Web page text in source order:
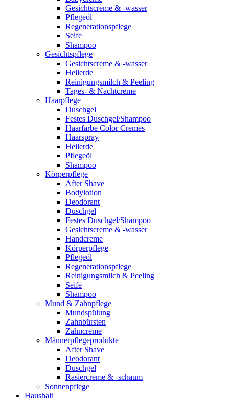
Gesichtscreme & -wasser
Pflegeöl
Regenerationspflege
Seife
Shampoo
Gesichtspflege
Gesichtscreme & -wasser
Heilerde
Reinigungsmilch & Peeling
Tages- & Nachtcreme
Haarpflege
Duschgel
Festes Duschgel/Shampoo
Haarfarbe Color Cremes
Haarspray
Heilerde
Pflegeöl
Shampoo
Körperpflege
After Shave
Bodylotion
Deodorant
Duschgel
Festes Duschgel/Shampoo
Gesichtscreme & -wasser
Handcreme
Körperpflege
Pflegeöl
Regenerationspflege
Reinigungsmilch & Peeling
Seife
Shampoo
Mund & Zahnpflege
Mundspülung
Zahnbürsten
Zahncreme
Männerpflegeprodukte
After Shave
Deodorant
Duschgel
Rasiercreme & -schaum
Sonnenpflege
Haushalt